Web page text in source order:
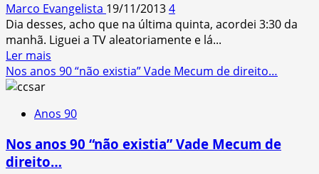
é
uma
“Casseteira”?
Marco Evangelista 19/11/20134
Dia desses, acho que na última quinta, acordei 3:30 da
manhã. Liguei a TV aleatoriamente e lá...
Ler mais
more
“Big
–
eu
Nos anos 90 “não existia” Vade Mecum de direito…
Anos 90
Nos anos 90 “não existia” Vade Mecum de
direito…